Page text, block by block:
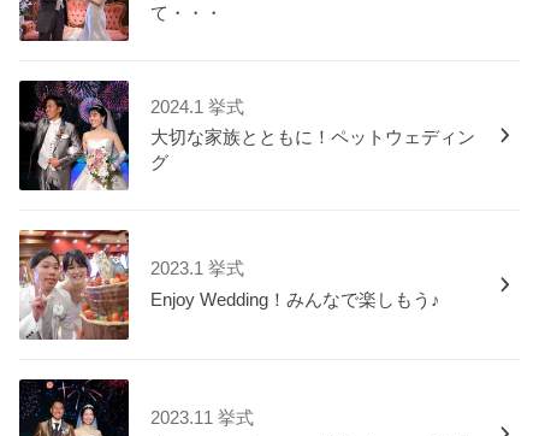
て・・・
2024.1 挙式
大切な家族とともに！ペットウェディン
グ
2023.1 挙式
Enjoy Wedding！みんなで楽しもう♪
2023.11 挙式